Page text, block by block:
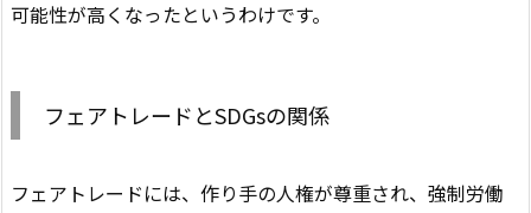
可能性が高くなったというわけです。
フェアトレードとSDGsの関係
フェアトレードには、作り手の人権が尊重され、強制労働